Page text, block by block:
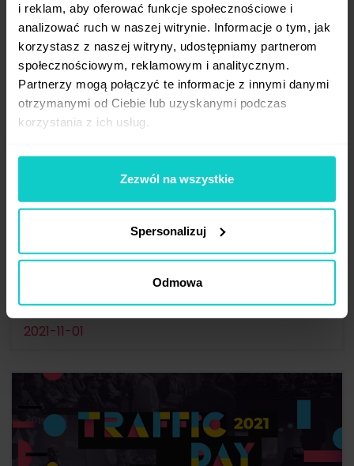
i reklam, aby oferować funkcje społecznościowe i
analizować ruch w naszej witrynie. Informacje o tym, jak
korzystasz z naszej witryny, udostępniamy partnerom
społecznościowym, reklamowym i analitycznym.
Partnerzy mogą połączyć te informacje z innymi danymi
otrzymanymi od Ciebie lub uzyskanymi podczas
korzystania z ich usług.
Zezwól na wszystkie
Spersonalizuj
Odmowa
Już za tydzień w Lizbonie najlepsze według
Web Summit. W tym roku wybiera ...
Eventy
2021-11-01